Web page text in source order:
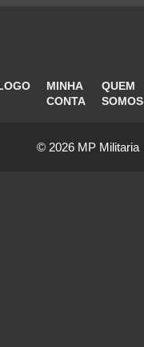
MINHA
CONTA
QUEM
SOMOS
© 2026 MP Militaria